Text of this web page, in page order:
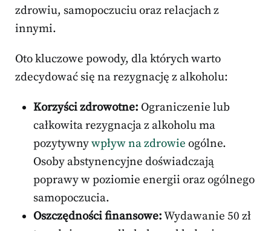
zdrowiu, samopoczuciu oraz relacjach z
innymi.
Oto kluczowe powody, dla których warto
zdecydować się na rezygnację z alkoholu:
Korzyści zdrowotne: Ograniczenie lub
całkowita rezygnacja z alkoholu ma
pozytywnywpływ na zdrowie ogólne.
Osoby abstynencyjne doświadczają
poprawy w poziomie energii oraz ogólnego
samopoczucia.
Oszczędności finansowe:Wydawanie 50 zł